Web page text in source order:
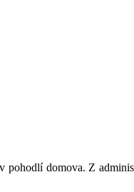
domova. Z